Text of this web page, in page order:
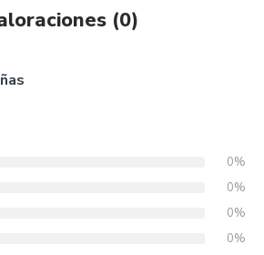
(0)
0%
0%
0%
0%